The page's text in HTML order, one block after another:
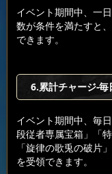
イベント期間中、一
数が条件を満たすと
できます。
6.累計チャージ-毎
イベント期間中、毎
段従者専属宝箱」「
「旋律の歌兎の破片
を受領できます。